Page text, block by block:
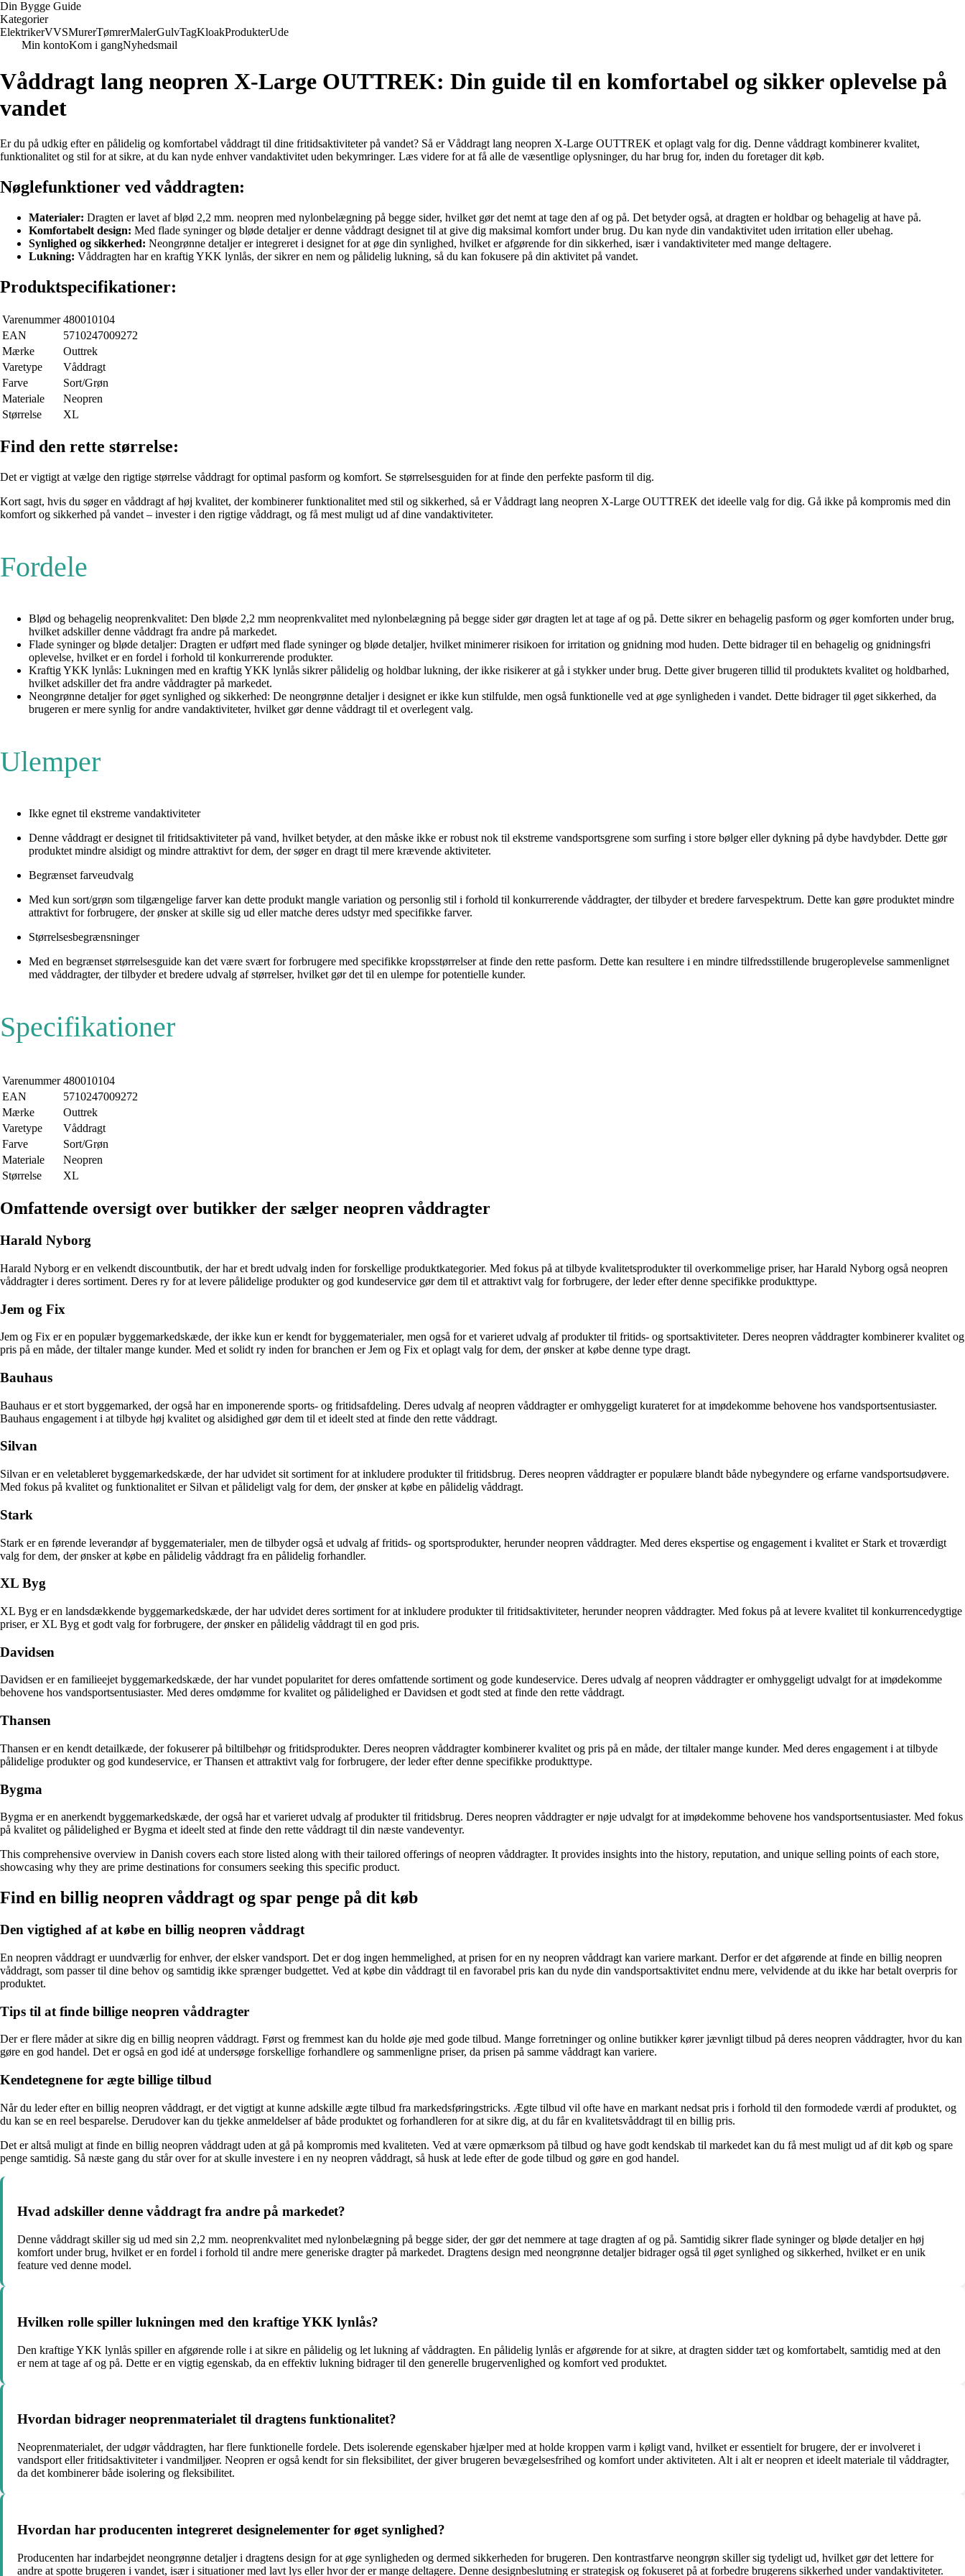
Din Bygge Guide
Kategorier
ElektrikerVVSMurerTømrerMalerGulvTagKloakProdukterUde
Min kontoKom i gangNyhedsmail
Våddragt lang neopren X-Large OUTTREK: Din guide til en komfortabel og sikker oplevelse på
vandet
Er du på udkig efter en pålidelig og komfortabel våddragt til dine fritidsaktiviteter på vandet? Så er Våddragt lang neopren X-Large OUTTREK et oplagt valg for dig. Denne våddragt kombinerer kvalitet,
funktionalitet og stil for at sikre, at du kan nyde enhver vandaktivitet uden bekymringer. Læs videre for at få alle de væsentlige oplysninger, du har brug for, inden du foretager dit køb.
Nøglefunktioner ved våddragten:
Materialer: Dragten er lavet af blød 2,2 mm. neopren med nylonbelægning på begge sider, hvilket gør det nemt at tage den af og på. Det betyder også, at dragten er holdbar og behagelig at have på.
Komfortabelt design: Med flade syninger og bløde detaljer er denne våddragt designet til at give dig maksimal komfort under brug. Du kan nyde din vandaktivitet uden irritation eller ubehag.
Synlighed og sikkerhed: Neongrønne detaljer er integreret i designet for at øge din synlighed, hvilket er afgørende for din sikkerhed, især i vandaktiviteter med mange deltagere.
Lukning: Våddragten har en kraftig YKK lynlås, der sikrer en nem og pålidelig lukning, så du kan fokusere på din aktivitet på vandet.
Produktspecifikationer:
Varenummer 480010104
EAN
5710247009272
Mærke
Outtrek
Varetype
Våddragt
Farve
Sort/Grøn
Materiale
Neopren
Størrelse
XL
Find den rette størrelse:
Det er vigtigt at vælge den rigtige størrelse våddragt for optimal pasform og komfort. Se størrelsesguiden for at finde den perfekte pasform til dig.
Kort sagt, hvis du søger en våddragt af høj kvalitet, der kombinerer funktionalitet med stil og sikkerhed, så er Våddragt lang neopren X-Large OUTTREK det ideelle valg for dig. Gå ikke på kompromis med din
komfort og sikkerhed på vandet – invester i den rigtige våddragt, og få mest muligt ud af dine vandaktiviteter.
Fordele
Blød og behagelig neoprenkvalitet: Den bløde 2,2 mm neoprenkvalitet med nylonbelægning på begge sider gør dragten let at tage af og på. Dette sikrer en behagelig pasform og øger komforten under brug,
hvilket adskiller denne våddragt fra andre på markedet.
Flade syninger og bløde detaljer: Dragten er udført med flade syninger og bløde detaljer, hvilket minimerer risikoen for irritation og gnidning mod huden. Dette bidrager til en behagelig og gnidningsfri
oplevelse, hvilket er en fordel i forhold til konkurrerende produkter.
Kraftig YKK lynlås: Lukningen med en kraftig YKK lynlås sikrer pålidelig og holdbar lukning, der ikke risikerer at gå i stykker under brug. Dette giver brugeren tillid til produktets kvalitet og holdbarhed,
hvilket adskiller det fra andre våddragter på markedet.
Neongrønne detaljer for øget synlighed og sikkerhed: De neongrønne detaljer i designet er ikke kun stilfulde, men også funktionelle ved at øge synligheden i vandet. Dette bidrager til øget sikkerhed, da
brugeren er mere synlig for andre vandaktiviteter, hvilket gør denne våddragt til et overlegent valg.
Ulemper
Ikke egnet til ekstreme vandaktiviteter
Denne våddragt er designet til fritidsaktiviteter på vand, hvilket betyder, at den måske ikke er robust nok til ekstreme vandsportsgrene som surfing i store bølger eller dykning på dybe havdybder. Dette gør
produktet mindre alsidigt og mindre attraktivt for dem, der søger en dragt til mere krævende aktiviteter.
Begrænset farveudvalg
Med kun sort/grøn som tilgængelige farver kan dette produkt mangle variation og personlig stil i forhold til konkurrerende våddragter, der tilbyder et bredere farvespektrum. Dette kan gøre produktet mindre
attraktivt for forbrugere, der ønsker at skille sig ud eller matche deres udstyr med specifikke farver.
Størrelsesbegrænsninger
Med en begrænset størrelsesguide kan det være svært for forbrugere med specifikke kropsstørrelser at finde den rette pasform. Dette kan resultere i en mindre tilfredsstillende brugeroplevelse sammenlignet
med våddragter, der tilbyder et bredere udvalg af størrelser, hvilket gør det til en ulempe for potentielle kunder.
Specifikationer
Varenummer 480010104
EAN
5710247009272
Mærke
Outtrek
Varetype
Våddragt
Farve
Sort/Grøn
Materiale
Neopren
Størrelse
XL
Omfattende oversigt over butikker der sælger neopren våddragter
Harald Nyborg
Harald Nyborg er en velkendt discountbutik, der har et bredt udvalg inden for forskellige produktkategorier. Med fokus på at tilbyde kvalitetsprodukter til overkommelige priser, har Harald Nyborg også neopren
våddragter i deres sortiment. Deres ry for at levere pålidelige produkter og god kundeservice gør dem til et attraktivt valg for forbrugere, der leder efter denne specifikke produkttype.
Jem og Fix
Jem og Fix er en populær byggemarkedskæde, der ikke kun er kendt for byggematerialer, men også for et varieret udvalg af produkter til fritids- og sportsaktiviteter. Deres neopren våddragter kombinerer kvalitet og
pris på en måde, der tiltaler mange kunder. Med et solidt ry inden for branchen er Jem og Fix et oplagt valg for dem, der ønsker at købe denne type dragt.
Bauhaus
Bauhaus er et stort byggemarked, der også har en imponerende sports- og fritidsafdeling. Deres udvalg af neopren våddragter er omhyggeligt kurateret for at imødekomme behovene hos vandsportsentusiaster.
Bauhaus engagement i at tilbyde høj kvalitet og alsidighed gør dem til et ideelt sted at finde den rette våddragt.
Silvan
Silvan er en veletableret byggemarkedskæde, der har udvidet sit sortiment for at inkludere produkter til fritidsbrug. Deres neopren våddragter er populære blandt både nybegyndere og erfarne vandsportsudøvere.
Med fokus på kvalitet og funktionalitet er Silvan et pålideligt valg for dem, der ønsker at købe en pålidelig våddragt.
Stark
Stark er en førende leverandør af byggematerialer, men de tilbyder også et udvalg af fritids- og sportsprodukter, herunder neopren våddragter. Med deres ekspertise og engagement i kvalitet er Stark et troværdigt
valg for dem, der ønsker at købe en pålidelig våddragt fra en pålidelig forhandler.
XL Byg
XL Byg er en landsdækkende byggemarkedskæde, der har udvidet deres sortiment for at inkludere produkter til fritidsaktiviteter, herunder neopren våddragter. Med fokus på at levere kvalitet til konkurrencedygtige
priser, er XL Byg et godt valg for forbrugere, der ønsker en pålidelig våddragt til en god pris.
Davidsen
Davidsen er en familieejet byggemarkedskæde, der har vundet popularitet for deres omfattende sortiment og gode kundeservice. Deres udvalg af neopren våddragter er omhyggeligt udvalgt for at imødekomme
behovene hos vandsportsentusiaster. Med deres omdømme for kvalitet og pålidelighed er Davidsen et godt sted at finde den rette våddragt.
Thansen
Thansen er en kendt detailkæde, der fokuserer på biltilbehør og fritidsprodukter. Deres neopren våddragter kombinerer kvalitet og pris på en måde, der tiltaler mange kunder. Med deres engagement i at tilbyde
pålidelige produkter og god kundeservice, er Thansen et attraktivt valg for forbrugere, der leder efter denne specifikke produkttype.
Bygma
Bygma er en anerkendt byggemarkedskæde, der også har et varieret udvalg af produkter til fritidsbrug. Deres neopren våddragter er nøje udvalgt for at imødekomme behovene hos vandsportsentusiaster. Med fokus
på kvalitet og pålidelighed er Bygma et ideelt sted at finde den rette våddragt til din næste vandeventyr.
This comprehensive overview in Danish covers each store listed along with their tailored offerings of neopren våddragter. It provides insights into the history, reputation, and unique selling points of each store,
showcasing why they are prime destinations for consumers seeking this specific product.
Find en billig neopren våddragt og spar penge på dit køb
Den vigtighed af at købe en billig neopren våddragt
En neopren våddragt er uundværlig for enhver, der elsker vandsport. Det er dog ingen hemmelighed, at prisen for en ny neopren våddragt kan variere markant. Derfor er det afgørende at finde en billig neopren
våddragt, som passer til dine behov og samtidig ikke sprænger budgettet. Ved at købe din våddragt til en favorabel pris kan du nyde din vandsportsaktivitet endnu mere, velvidende at du ikke har betalt overpris for
produktet.
Tips til at finde billige neopren våddragter
Der er flere måder at sikre dig en billig neopren våddragt. Først og fremmest kan du holde øje med gode tilbud. Mange forretninger og online butikker kører jævnligt tilbud på deres neopren våddragter, hvor du kan
gøre en god handel. Det er også en god idé at undersøge forskellige forhandlere og sammenligne priser, da prisen på samme våddragt kan variere.
Kendetegnene for ægte billige tilbud
Når du leder efter en billig neopren våddragt, er det vigtigt at kunne adskille ægte tilbud fra markedsføringstricks. Ægte tilbud vil ofte have en markant nedsat pris i forhold til den formodede værdi af produktet, og
du kan se en reel besparelse. Derudover kan du tjekke anmeldelser af både produktet og forhandleren for at sikre dig, at du får en kvalitetsvåddragt til en billig pris.
Det er altså muligt at finde en billig neopren våddragt uden at gå på kompromis med kvaliteten. Ved at være opmærksom på tilbud og have godt kendskab til markedet kan du få mest muligt ud af dit køb og spare
penge samtidig. Så næste gang du står over for at skulle investere i en ny neopren våddragt, så husk at lede efter de gode tilbud og gøre en god handel.
Hvad adskiller denne våddragt fra andre på markedet?
Denne våddragt skiller sig ud med sin 2,2 mm. neoprenkvalitet med nylonbelægning på begge sider, der gør det nemmere at tage dragten af og på. Samtidig sikrer flade syninger og bløde detaljer en høj
komfort under brug, hvilket er en fordel i forhold til andre mere generiske dragter på markedet. Dragtens design med neongrønne detaljer bidrager også til øget synlighed og sikkerhed, hvilket er en unik
feature ved denne model.
Hvilken rolle spiller lukningen med den kraftige YKK lynlås?
Den kraftige YKK lynlås spiller en afgørende rolle i at sikre en pålidelig og let lukning af våddragten. En pålidelig lynlås er afgørende for at sikre, at dragten sidder tæt og komfortabelt, samtidig med at den
er nem at tage af og på. Dette er en vigtig egenskab, da en effektiv lukning bidrager til den generelle brugervenlighed og komfort ved produktet.
Hvordan bidrager neoprenmaterialet til dragtens funktionalitet?
Neoprenmaterialet, der udgør våddragten, har flere funktionelle fordele. Dets isolerende egenskaber hjælper med at holde kroppen varm i køligt vand, hvilket er essentielt for brugere, der er involveret i
vandsport eller fritidsaktiviteter i vandmiljøer. Neopren er også kendt for sin fleksibilitet, der giver brugeren bevægelsesfrihed og komfort under aktiviteten. Alt i alt er neopren et ideelt materiale til våddragter,
da det kombinerer både isolering og fleksibilitet.
Hvordan har producenten integreret designelementer for øget synlighed?
Producenten har indarbejdet neongrønne detaljer i dragtens design for at øge synligheden og dermed sikkerheden for brugeren. Den kontrastfarve neongrøn skiller sig tydeligt ud, hvilket gør det lettere for
andre at spotte brugeren i vandet, især i situationer med lavt lys eller hvor der er mange deltagere. Denne designbeslutning er strategisk og fokuseret på at forbedre brugerens sikkerhed under vandaktiviteter.